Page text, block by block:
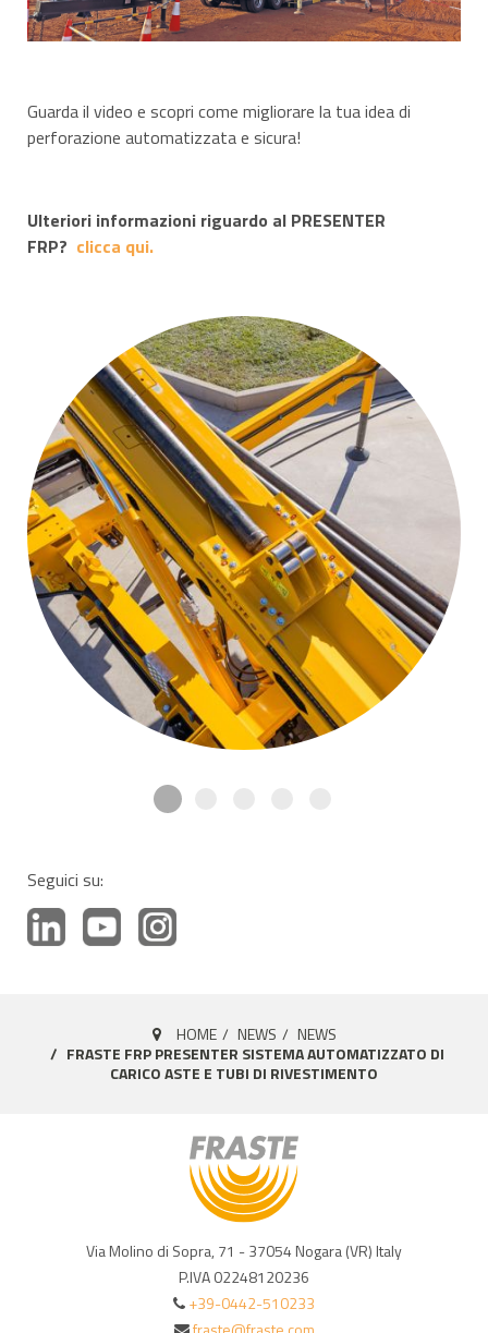
Guarda il video e scopri come migliorare la tua idea di
perforazione automatizzata e sicura!
Ulteriori informazioni riguardo al PRESENTER
FRP? clicca qui.
Seguici su:
HOME NEWS
NEWS
FRASTE FRP PRESENTER SISTEMA AUTOMATIZZATO DI
CARICO ASTE E TUBI DI RIVESTIMENTO
Via Molino di Sopra, 71 - 37054 Nogara (VR) Italy
P.IVA 02248120236
+39-0442-510233